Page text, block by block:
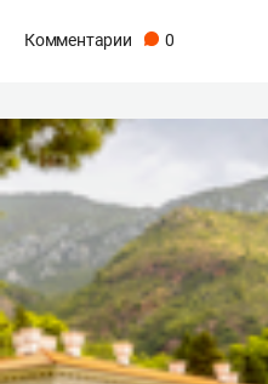
Комментарии 0